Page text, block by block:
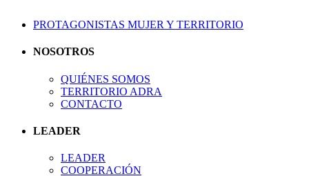
PROTAGONISTAS MUJER Y TERRITORIO
NOSOTROS
QUIÉNES SOMOS
TERRITORIO ADRA
CONTACTO
LEADER
LEADER
COOPERACIÓN